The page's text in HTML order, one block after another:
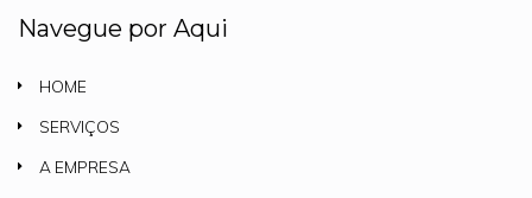
Navegue por Aqui
HOME
SERVIÇOS
A EMPRESA